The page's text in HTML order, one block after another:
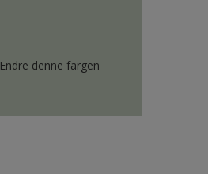
Endre denne fargen